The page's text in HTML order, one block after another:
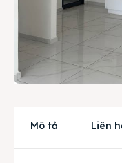
Mua bán
Cho thuê
Liên hệ
Mô tả Liên